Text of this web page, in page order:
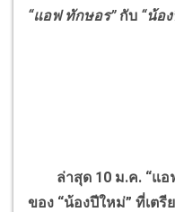
“แอฟ ทักษอร”กับ “น้อ
ล่าสุด 10 ม.ค. “แอฟ
ของ “น้องปีใหม่” ที่เตรี